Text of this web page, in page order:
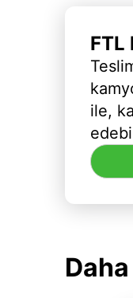
FTL
ile,